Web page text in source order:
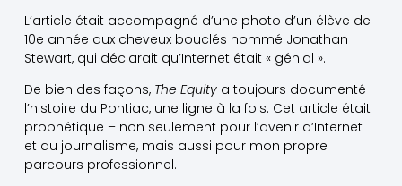
L’article était accompagné d’une photo d’un élève de
10e année aux cheveux bouclés nommé Jonathan
Stewart, qui déclarait qu’Internet était « génial ».
De bien des façons, The Equitya toujours documenté
l’histoire du Pontiac, une ligne à la fois. Cet article était
prophétique – non seulement pour l’avenir d’Internet
et du journalisme, mais aussi pour mon propre
parcours professionnel.